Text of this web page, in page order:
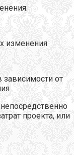
изменения
зависимости от
проекта, или